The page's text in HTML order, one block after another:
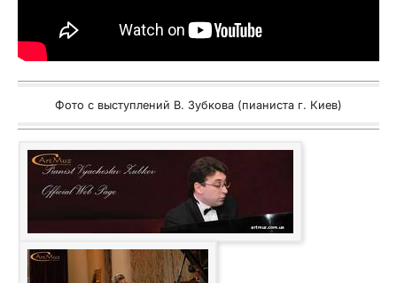
Фото с выступлений В. Зубкова (пианиста г. Киев)